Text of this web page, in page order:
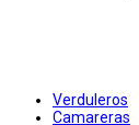
Verduleros
Camareras